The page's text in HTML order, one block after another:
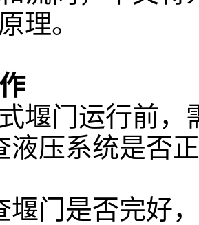
理。
堰门运行前
液压系统是否
堰门是否完好